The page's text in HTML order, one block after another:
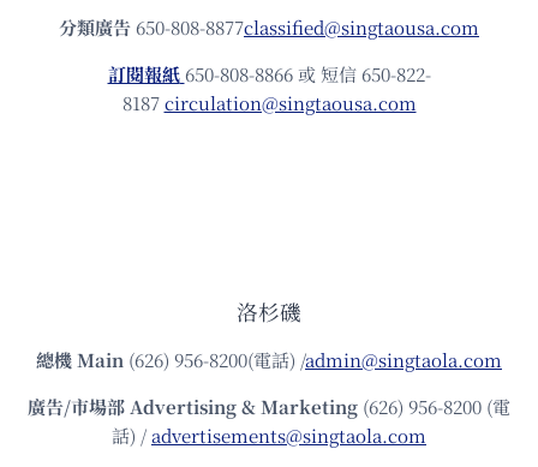
分類廣告 650-808-8877classified@singtaousa.com
訂閱報紙 650-808-8866 或 短信 650-822-
8187circulation@singtaousa.com
洛杉磯
總機Main (626) 956-8200(電話) /admin@singtaola.com
廣告/市場部Advertising & Marketing (626) 956-8200 (電
話) /advertisements@singtaola.com